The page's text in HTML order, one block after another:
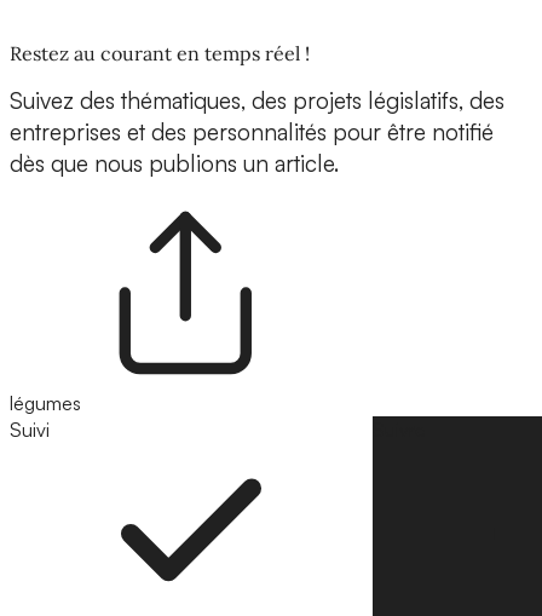
Restez au courant en temps réel !
Suivez des thématiques, des projets législatifs, des
entreprises et des personnalités pour être notifié
dès que nous publions un article.
légumes
Suivi